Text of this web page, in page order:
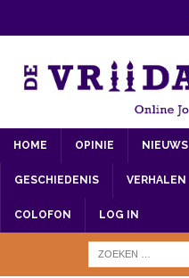
HOME OPINIE NIEUWS
GESCHIEDENIS VERHALEN
COLOFON LOG IN